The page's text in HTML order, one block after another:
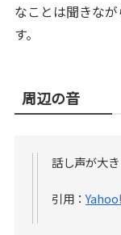
なことは聞きな
す。
周辺の音
話し声が大
引用：